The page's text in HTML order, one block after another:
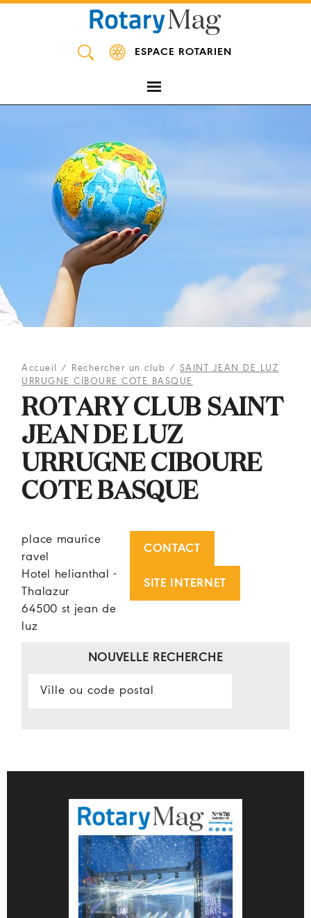
ESPACE ROTARIEN
Accueil / Rechercher un club / SAINT JEAN DE LUZ
URRUGNE CIBOURE COTE BASQUE
ROTARY CLUB SAINT
JEAN DE LUZ
URRUGNE CIBOURE
COTE BASQUE
place maurice
ravel
Hotel helianthal -
Thalazur
64500 st jean de
luz
CONTACT
SITE INTERNET
NOUVELLE RECHERCHE
Panneau de gestion des cookies